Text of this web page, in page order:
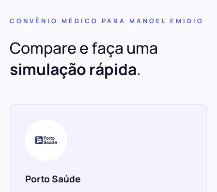
CONVÊNIO MÉDICO PARA MANOEL EMIDIO
Compare e faça uma
simulação rápida.
Porto Saúde